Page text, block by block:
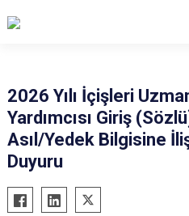
2026 Yılı İçişleri
Yardımcısı Giriş
Asıl/Yedek Bilgisine
Duyuru